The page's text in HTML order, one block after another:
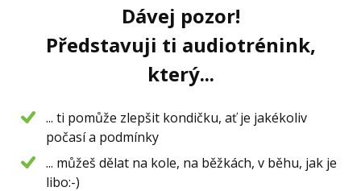
Dávej pozor!
Představuji ti audiotrénink,
který...
... ti pomůže zlepšit kondičku, ať je jakékoliv
počasí a podmínky
... můžeš dělat na kole, na běžkách, v běhu, jak je
libo:-)